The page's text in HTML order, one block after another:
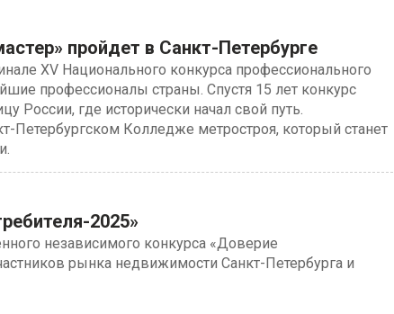
пройдет в Санкт-Петербурге
XV Национального конкурса профессионального
профессионалы страны. Спустя 15 лет конкурс
России, где исторически начал свой путь.
Петербургском Колледже метростроя, который станет
2025»
независимого конкурса «Доверие
рынка недвижимости Санкт-Петербурга и